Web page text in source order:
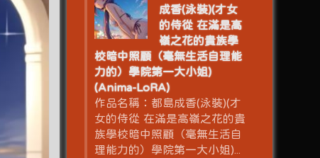
成香(泳裝)(才女
的侍從 在滿是高
嶺之花的貴族學
校暗中照顧（毫無生活自理能
力的）學院第一大小姐)
(Anima-LoRA)
作品名稱：都島成香(泳裝)(才
女的侍從 在滿是高嶺之花的貴
族學校暗中照顧（毫無生活自
理能力的）學院第一大小姐)...